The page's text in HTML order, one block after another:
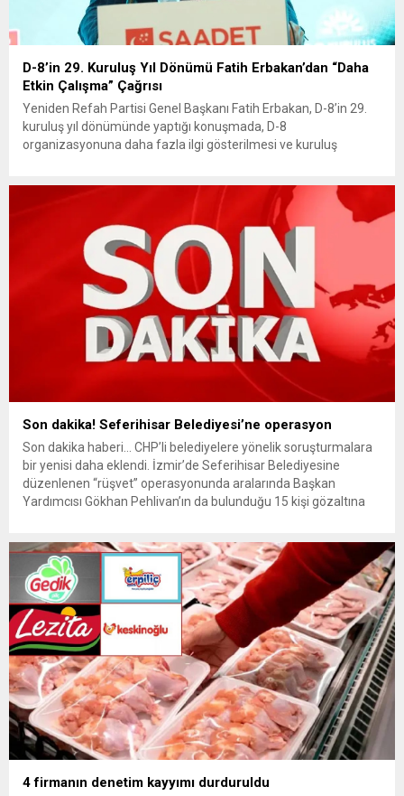
D-8’in 29. Kuruluş Yıl Dönümü Fatih Erbakan’dan “Daha
Etkin Çalışma” Çağrısı
Yeniden Refah Partisi Genel Başkanı Fatih Erbakan, D-8’in 29.
kuruluş yıl dönümünde yaptığı konuşmada, D-8
organizasyonuna daha fazla ilgi gösterilmesi ve kuruluş
Yeniden Refah Partisi Genel Başkanı Fatih Erbakan, D-8’in 29.
Son dakika! Seferihisar Belediyesi’ne operasyon
Son dakika haberi… CHP’li belediyelere yönelik soruşturmalara
bir yenisi daha eklendi. İzmir’de Seferihisar Belediyesine
düzenlenen “rüşvet” operasyonunda aralarında Başkan
Yardımcısı Gökhan Pehlivan’ın da bulunduğu 15 kişi gözaltına
4 firmanın denetim kayyımı durduruldu